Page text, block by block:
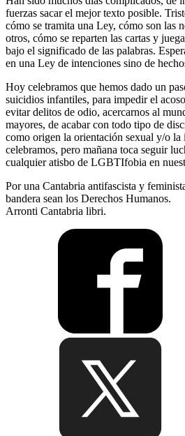
fuerzas sacar el mejor texto posible.
cómo se tramita una Ley, cómo son las
otros, cómo se reparten las cartas y
bajo el significado de las palabras.
en una Ley de intenciones sino de
Hoy celebramos que hemos dado un
suicidios infantiles, para impedir el
evitar delitos de odio, acercarnos al
mayores, de acabar con todo tipo de
como origen la orientación sexual y/o
celebramos, pero mañana toca seguir
cualquier atisbo de LGBTIfobia en
Por una Cantabria antifascista y
bandera sean los Derechos Humanos.
Arronti Cantabria libri.